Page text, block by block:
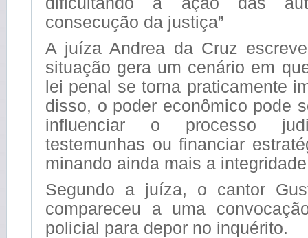
consecução da justiça”
A juíza Andrea da Cruz
situação gera um cenário em
lei penal se torna praticamente
disso, o poder econômico pode
influenciar o processo
testemunhas ou financiar
minando ainda mais a
Segundo a juíza, o cantor
compareceu a uma
policial para depor no inquérito.